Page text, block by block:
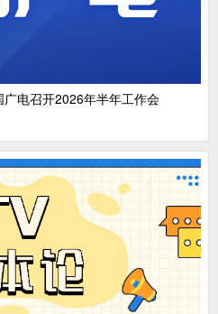
广电召开2026年半年工作会